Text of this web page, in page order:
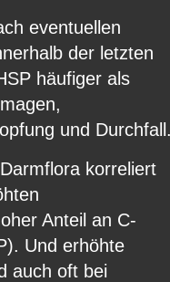
eventuellen
der letzten
häufiger als
und
korreliert
Anteil an C-
Und erhöhte
auch oft bei